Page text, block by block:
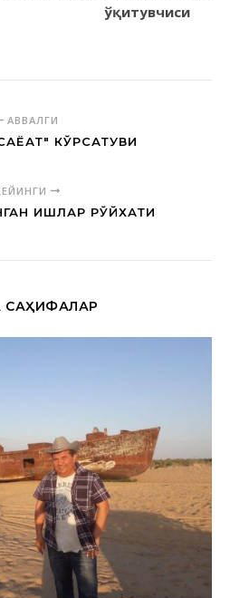
ўқитувчиси
АВВАЛГИ
КЎРСАТУВИ
ИШЛАР РЎЙХАТИ
САҲИФАЛАР